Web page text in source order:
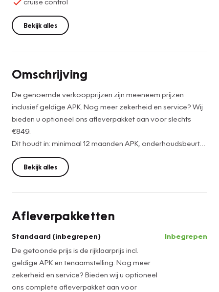
Bekijk alles
Omschrijving
De genoemde verkoopprijzen zijn meeneem prijzen
inclusief geldige APK. Nog meer zekerheid en service? Wij
bieden u optioneel ons afleverpakket aan voor slechts
€849.
Dit houdt in: minimaal 12 maanden APK, onderhoudsbeurt
volgens schema, uitgebreide aflever-inspectiebeurt, 12
maanden Bovag Garantie vanaf €4500 en 12 maanden
Vakgarage Pechhulp service. Voor vragen kunt u bellen
Bekijk alles
Afleverpakketten
Standaard (inbegrepen)
De getoonde prijs is de rijklaarprijs incl.
geldige APK en tenaamstelling. Nog meer
zekerheid en service? Bieden wij u optioneel
ons complete afleverpakket aan voor
Inbegrepen